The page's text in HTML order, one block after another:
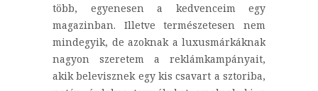
több, egyenesen a kedvenceim egy
magazinban. Illetve természetesen nem
mindegyik, de azoknak a luxusmárkáknak
nagyon szeretem a reklámkampányait,
akik belevisznek egy kis csavart a sztoriba,